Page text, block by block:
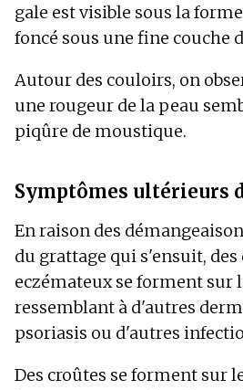
gale est visible sous la
foncé sous une fine couche
Autour des couloirs, on
une rougeur de la peau
piqûre de moustique.
Symptômes ultérieurs
En raison des
du grattage qui s'ensuit, des
eczémateux se forment sur
ressemblant à d'autres
psoriasis ou d'autres
Des croûtes se forment sur